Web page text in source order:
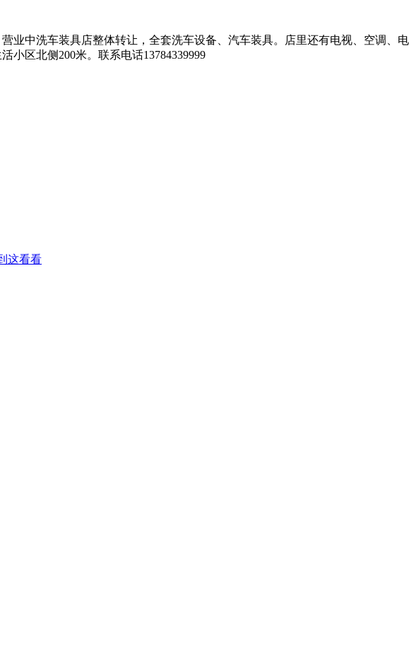
业中洗车装具店整体转让，全套洗车设备、汽车装具。店里还有电视、空调、
小区北侧200米。联系电话13784339999
这看看